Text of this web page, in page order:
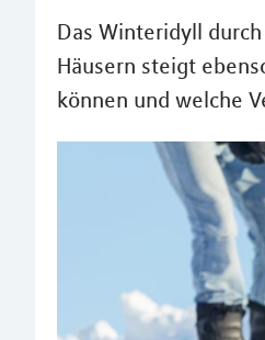
Das Winteridyll
Häusern steigt
können und welche